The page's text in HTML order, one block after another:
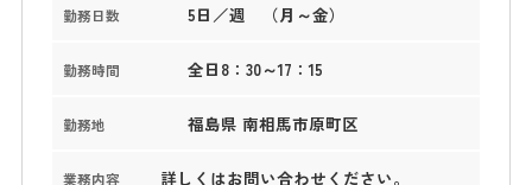
勤務日数 5日／週 （月～金）
勤務時間 全日8：30～17：15
勤務地 福島県 南相馬市原町区
業務内容 詳しくはお問い合わせください。